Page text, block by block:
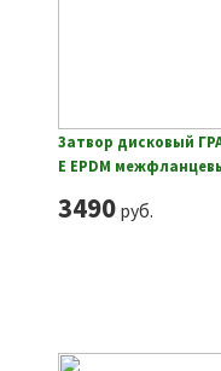
Затвор дисковый
E EPDM
3490руб.